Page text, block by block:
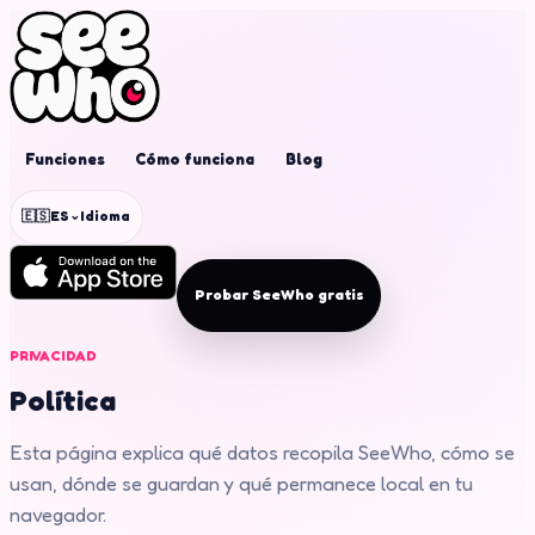
Funciones Cómo funciona Blog
🇪🇸ES ⌄Idioma
Probar SeeWho gratis
PRIVACIDAD
Política
Esta página explica qué datos recopila SeeWho, cómo se
usan, dónde se guardan y qué permanece local en tu
navegador.